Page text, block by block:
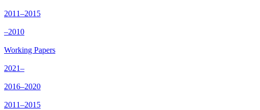
2011–2015
–2010
Working Papers
2021–
2016–2020
2011–2015